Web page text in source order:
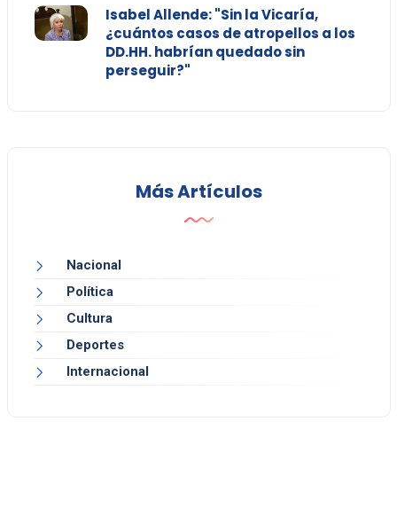
Isabel Allende: "Sin la Vicaría,
¿cuántos casos de atropellos a los
DD.HH. habrían quedado sin
perseguir?"
Más Artículos
Nacional
Política
Cultura
Deportes
Internacional